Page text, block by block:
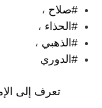
#صلاح ،
#الحذاء ،
#الذهبي ،
#الدوري
تعرف إلى